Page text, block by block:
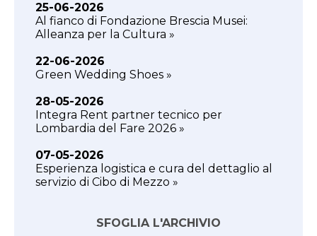
25-06-2026
Al fianco di Fondazione Brescia Musei:
Alleanza per la Cultura »
22-06-2026
Green Wedding Shoes »
28-05-2026
Integra Rent partner tecnico per
Lombardia del Fare 2026 »
07-05-2026
Esperienza logistica e cura del dettaglio al
servizio di Cibo di Mezzo »
SFOGLIA L'ARCHIVIO